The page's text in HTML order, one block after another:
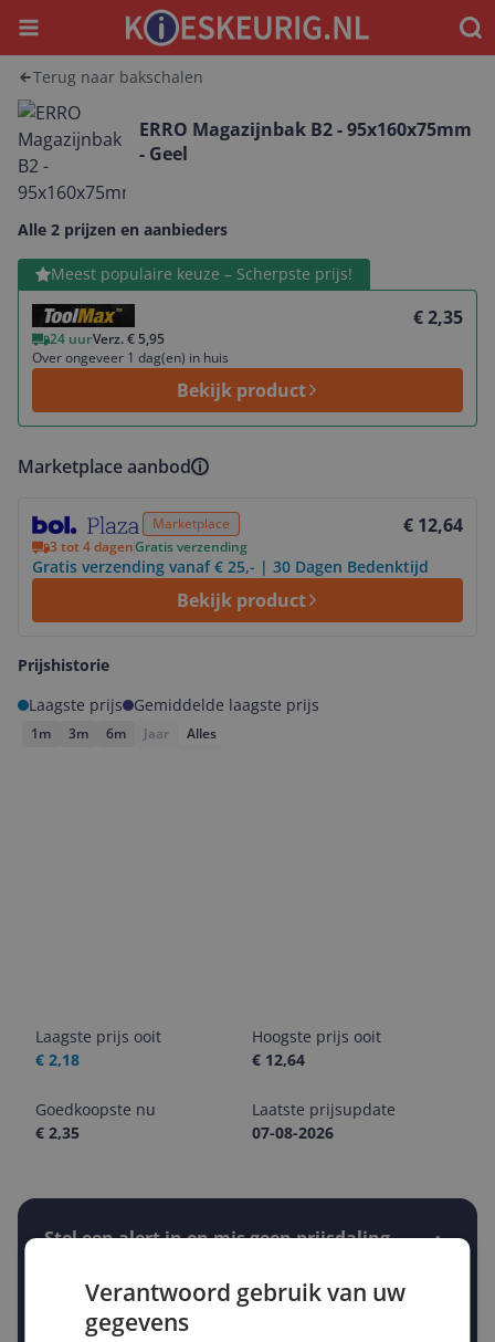
Menu
Terug naar bakschalen
ERRO Magazijnbak B2 - 95x160x75mm
- Geel
Alle 2 prijzen en aanbieders
Meest populaire keuze – Scherpste prijs!
€ 2,35
24 uurVerz. € 5,95
Over ongeveer 1 dag(en) in huis
Bekijk product
Bekijk product
Marketplace aanbod
Marketplace € 12,64
3 tot 4 dagenGratis verzending
Gratis verzending vanaf € 25,- | 30 Dagen Bedenktijd
Bekijk product
Prijshistorie
Laagste prijs
Gemiddelde laagste prijs
1m 3m 6m Jaar Alles
Laagste prijs ooit
€ 2,18
Hoogste prijs ooit
€ 12,64
Goedkoopste nu
€ 2,35
Laatste prijsupdate
07-08-2026
Stel een alert in en mis geen prijsdaling
Jouw e-mailadres
Verantwoord gebruik van uw
gegevens